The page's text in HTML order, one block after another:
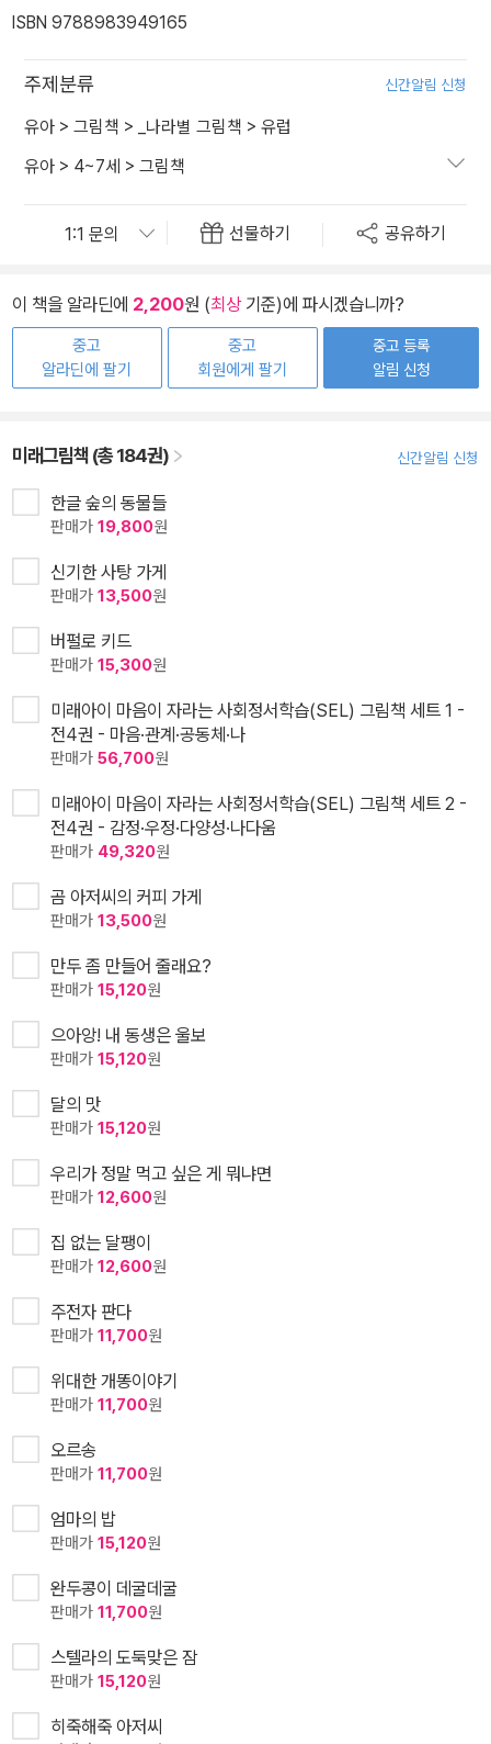
ISBN 9788983949165
주제분류 신간알림 신청
유아 > 그림책 > _나라별 그림책 > 유럽
유아 > 4~7세 > 그림책
선물하기 공유하기
이 책을 알라딘에 2,200원 (최상기준)에 파시겠습니까?
중고
알라딘에 팔기
중고
회원에게 팔기
중고 등록
알림 신청
미래그림책 (총 184권) 신간알림 신청
한글 숲의 동물들
판매가 19,800원
신기한 사탕 가게
판매가 13,500원
버펄로 키드
판매가 15,300원
미래아이 마음이 자라는 사회정서학습(SEL) 그림책 세트 1 -
전4권 - 마음·관계·공동체·나
판매가 56,700원
미래아이 마음이 자라는 사회정서학습(SEL) 그림책 세트 2 -
전4권 - 감정·우정·다양성·나다움
판매가 49,320원
곰 아저씨의 커피 가게
판매가 13,500원
만두 좀 만들어 줄래요?
판매가 15,120원
으아앙! 내 동생은 울보
판매가 15,120원
달의 맛
판매가 15,120원
우리가 정말 먹고 싶은 게 뭐냐면
판매가 12,600원
집 없는 달팽이
판매가 12,600원
주전자 판다
판매가 11,700원
위대한 개똥이야기
판매가 11,700원
오르송
판매가 11,700원
엄마의 밥
판매가 15,120원
완두콩이 데굴데굴
판매가 11,700원
스텔라의 도둑맞은 잠
판매가 15,120원
히죽해죽 아저씨